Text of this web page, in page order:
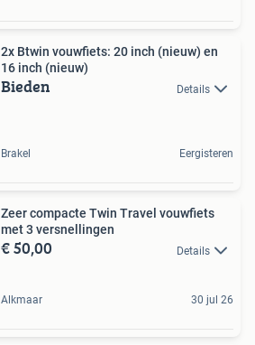
2x Btwin vouwfiets: 20 inch (nieuw) en
16 inch (nieuw)
Bieden Details
Brakel Eergisteren
Zeer compacte Twin Travel vouwfiets
met 3 versnellingen
€ 50,00 Details
Alkmaar 30 jul 26